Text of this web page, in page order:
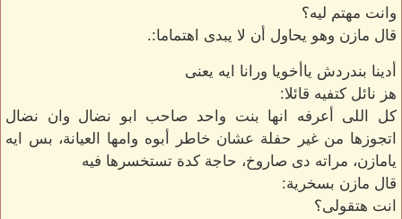
وانت مهتم ليه؟
قال مازن وهو يحاول أن لا يبدى اهتماما:.
أدينا بندردش ياأخويا ورانا ايه يعنى
هز نائل كتفيه قائلا:
كل اللى أعرفه انها بنت واحد صاحب ابو نضال وان نضال
اتجوزها من غير حفلة عشان خاطر أبوه وامها العيانة، بس ايه
يامازن، مراته دى صاروخ، حاجة كدة تستخسرها فيه
قال مازن بسخرية:
انت هتقولى؟